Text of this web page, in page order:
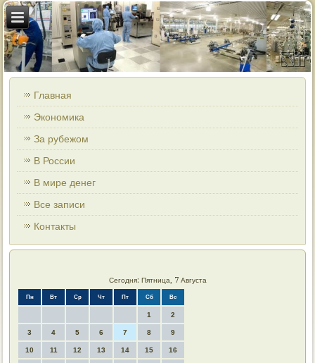
Главная
Экономика
За рубежом
В России
В мире денег
Все записи
Контакты
Сегодня: Пятница, 7 Августа
Пн Вт Ср Чт Пт Сб Вс
1 2
3 4 5 6 7 8 9
10 11 12 13 14 15 16